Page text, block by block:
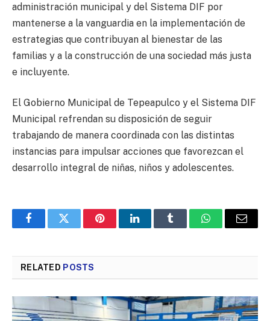
administración municipal y del Sistema DIF por
mantenerse a la vanguardia en la implementación de
estrategias que contribuyan al bienestar de las
familias y a la construcción de una sociedad más justa
e incluyente.
El Gobierno Municipal de Tepeapulco y el Sistema DIF
Municipal refrendan su disposición de seguir
trabajando de manera coordinada con las distintas
instancias para impulsar acciones que favorezcan el
desarrollo integral de niñas, niños y adolescentes.
FacebookTwitter PinterestLinkedInTumblr WhatsAppEmail
RELATED POSTS